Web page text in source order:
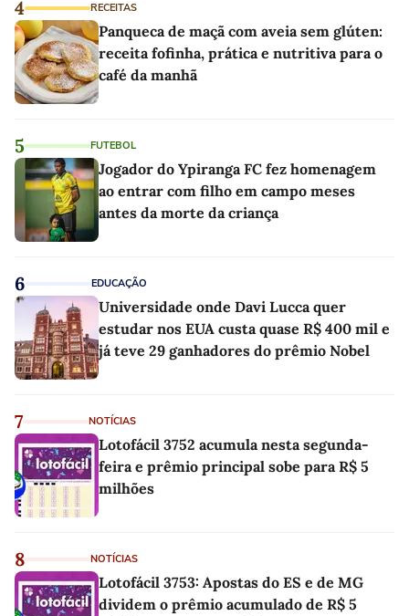
4 RECEITAS
Panqueca de maçã com aveia sem glúten:
receita fofinha, prática e nutritiva para o
café da manhã
5 FUTEBOL
Jogador do Ypiranga FC fez homenagem
ao entrar com filho em campo meses
antes da morte da criança
6 EDUCAÇÃO
Universidade onde Davi Lucca quer
estudar nos EUA custa quase R$ 400 mil e
já teve 29 ganhadores do prêmio Nobel
7 NOTÍCIAS
Lotofácil 3752 acumula nesta segunda-
feira e prêmio principal sobe para R$ 5
milhões
8 NOTÍCIAS
Lotofácil 3753: Apostas do ES e de MG
dividem o prêmio acumulado de R$ 5